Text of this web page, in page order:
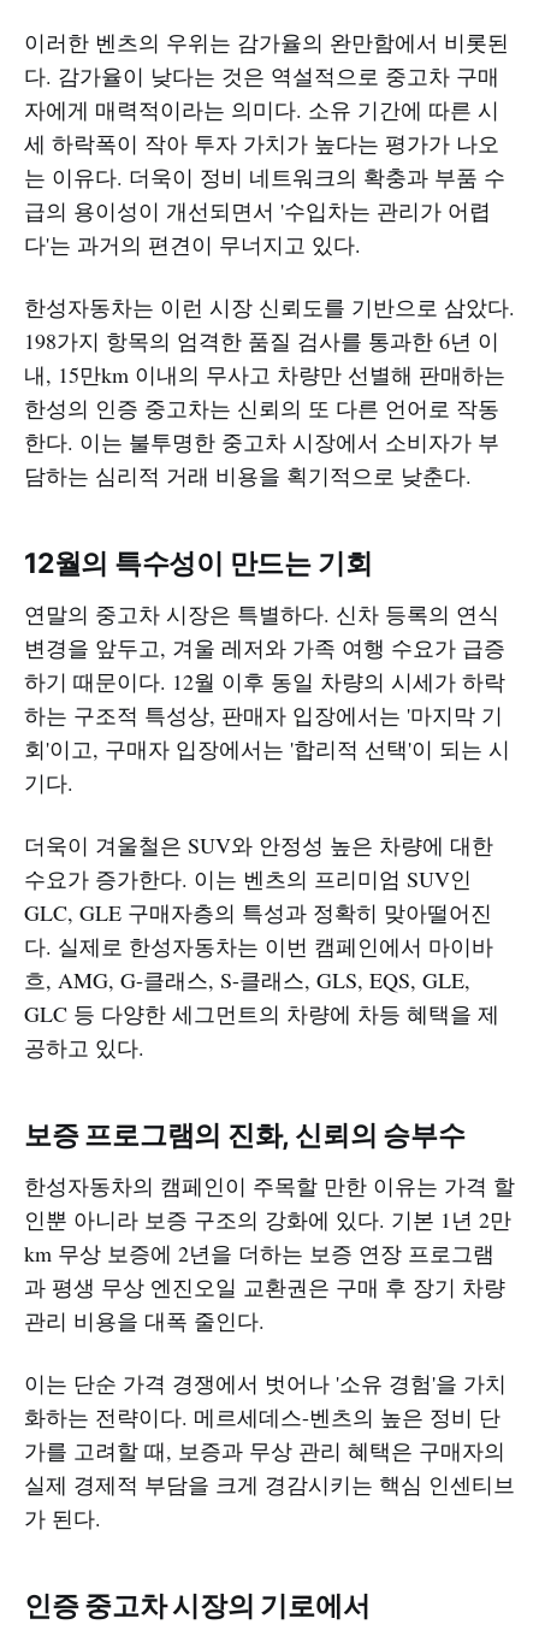
이러한 벤츠의 우위는 감가율의 완만함에서 비롯된
다. 감가율이 낮다는 것은 역설적으로 중고차 구매
자에게 매력적이라는 의미다. 소유 기간에 따른 시
세 하락폭이 작아 투자 가치가 높다는 평가가 나오
는 이유다. 더욱이 정비 네트워크의 확충과 부품 수
급의 용이성이 개선되면서 '수입차는 관리가 어렵
다'는 과거의 편견이 무너지고 있다.
한성자동차는 이런 시장 신뢰도를 기반으로 삼았다.
198가지 항목의 엄격한 품질 검사를 통과한 6년 이
내, 15만km 이내의 무사고 차량만 선별해 판매하는
한성의 인증 중고차는 신뢰의 또 다른 언어로 작동
한다. 이는 불투명한 중고차 시장에서 소비자가 부
담하는 심리적 거래 비용을 획기적으로 낮춘다.
12월의 특수성이 만드는 기회
연말의 중고차 시장은 특별하다. 신차 등록의 연식
변경을 앞두고, 겨울 레저와 가족 여행 수요가 급증
하기 때문이다. 12월 이후 동일 차량의 시세가 하락
하는 구조적 특성상, 판매자 입장에서는 '마지막 기
회'이고, 구매자 입장에서는 '합리적 선택'이 되는 시
기다.
더욱이 겨울철은 SUV와 안정성 높은 차량에 대한
수요가 증가한다. 이는 벤츠의 프리미엄 SUV인
GLC, GLE 구매자층의 특성과 정확히 맞아떨어진
다. 실제로 한성자동차는 이번 캠페인에서 마이바
흐, AMG, G-클래스, S-클래스, GLS, EQS, GLE,
GLC 등 다양한 세그먼트의 차량에 차등 혜택을 제
공하고 있다.
보증 프로그램의 진화, 신뢰의 승부수
한성자동차의 캠페인이 주목할 만한 이유는 가격 할
인뿐 아니라 보증 구조의 강화에 있다. 기본 1년 2만
km 무상 보증에 2년을 더하는 보증 연장 프로그램
과 평생 무상 엔진오일 교환권은 구매 후 장기 차량
관리 비용을 대폭 줄인다.
이는 단순 가격 경쟁에서 벗어나 '소유 경험'을 가치
화하는 전략이다. 메르세데스-벤츠의 높은 정비 단
가를 고려할 때, 보증과 무상 관리 혜택은 구매자의
실제 경제적 부담을 크게 경감시키는 핵심 인센티브
가 된다.
인증 중고차 시장의 기로에서